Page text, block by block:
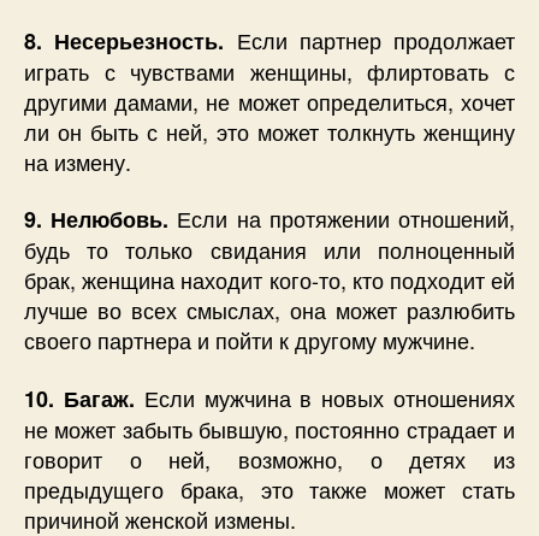
8. Несерьезность. Если партнер продолжает
играть с чувствами женщины, флиртовать с
другими дамами, не может определиться, хочет
ли он быть с ней, это может толкнуть женщину
на измену.
9. Нелюбовь. Если на протяжении отношений,
будь то только свидания или полноценный
брак, женщина находит кого-то, кто подходит ей
лучше во всех смыслах, она может разлюбить
своего партнера и пойти к другому мужчине.
10. Багаж. Если мужчина в новых отношениях
не может забыть бывшую, постоянно страдает и
говорит о ней, возможно, о детях из
предыдущего брака, это также может стать
причиной женской измены.